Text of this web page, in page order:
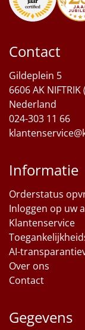
Contact
Gildeplein 5
6606 AK NIFTRIK
Nederland
024-303 11 66
Informatie
Orderstatus
Inloggen op uw
Klantenservice
AI-
Over ons
Contact
Gegevens